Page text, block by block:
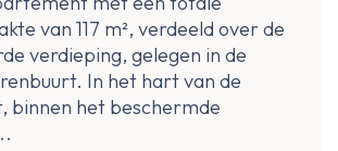
van 117 m², verdeeld over de
verdieping, gelegen in de
In het hart van de
binnen het beschermde